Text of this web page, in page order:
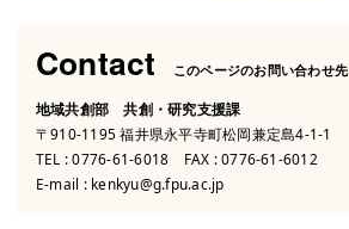
Contact このページのお問い合わせ先
地域共創部 共創・研究支援課
〒910-1195 福井県永平寺町松岡兼定島4-1-1
TEL :0776-61-6018 FAX : 0776-61-6012
E-mail : kenkyu@g.fpu.ac.jp